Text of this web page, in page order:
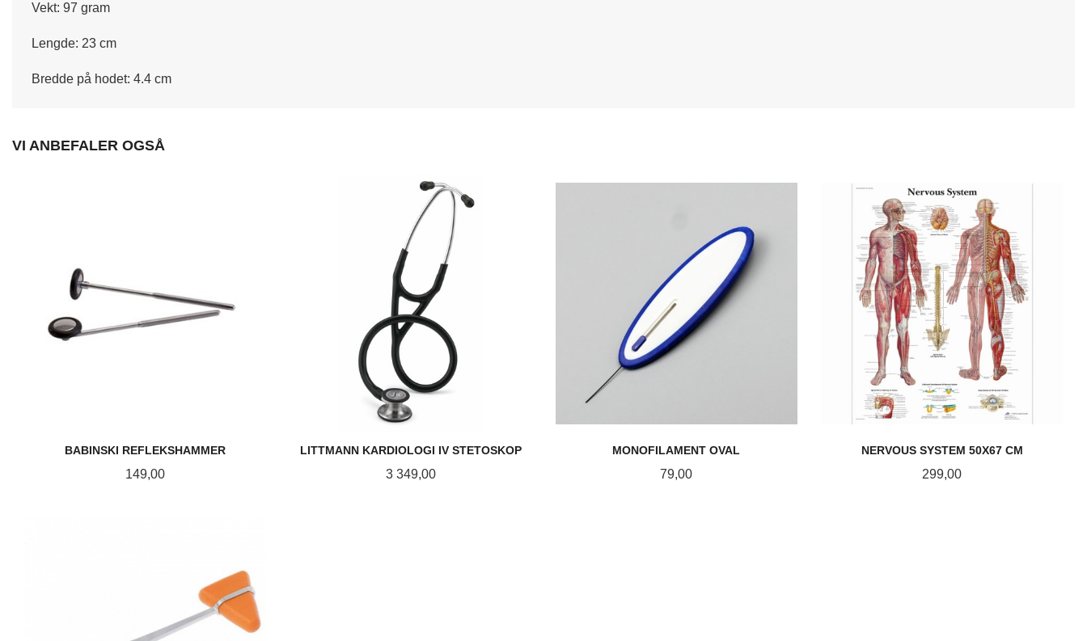
Vekt: 97 gram
Lengde: 23 cm
Bredde på hodet: 4.4 cm
VI ANBEFALER OGSÅ
BABINSKI REFLEKSHAMMER
Pris
149,00
LITTMANN KARDIOLOGI IV STETOSKOP
Pris
3 349,00
MONOFILAMENT OVAL
Pris
79,00
NERVOUS SYSTEM 50X67 CM
Pris
299,00